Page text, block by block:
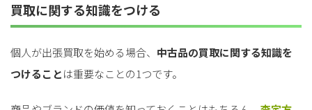
買取に関する知識をつける
個人が出張買取を始める場合、 中古品の買取に関する知識を
つけることは重要なことの1つです。